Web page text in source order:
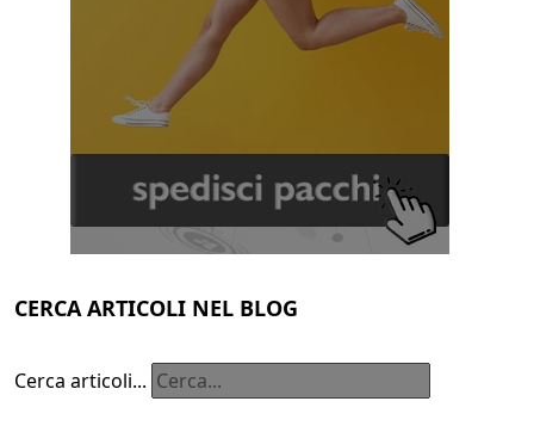
CERCA ARTICOLI NEL BLOG
Cerca articoli...